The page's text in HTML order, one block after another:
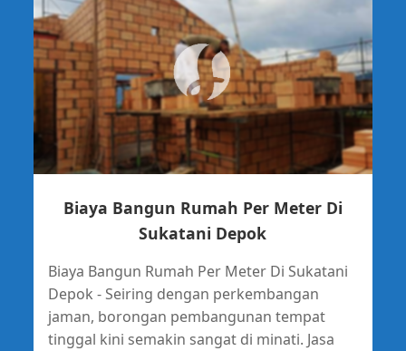
Biaya Bangun Rumah Per Meter Di
Sukatani Depok
Biaya Bangun Rumah Per Meter Di Sukatani
Depok - Seiring dengan perkembangan
jaman, borongan pembangunan tempat
tinggal kini semakin sangat di minati. Jasa